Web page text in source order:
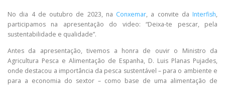
No dia 4 de outubro de 2023, na Conxemar, a convite da Interfish,
participamos na apresentação do video: “Deixa-te pescar, pela
sustentabilidade e qualidade”.
Antes da apresentação, tivemos a honra de ouvir o Ministro da
Agricultura Pesca e Alimentação de Espanha, D. Luis Planas Pujades,
onde destacou a importância da pesca sustentável – para o ambiente e
para a economia do sextor – como base de uma alimentação de